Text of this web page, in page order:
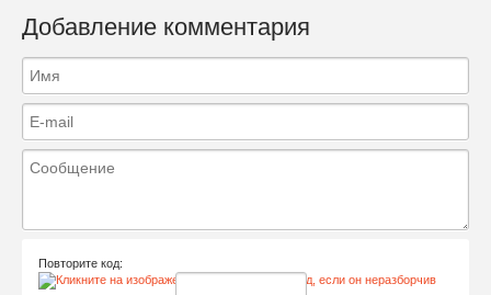
Добавление комментария
Повторите код: